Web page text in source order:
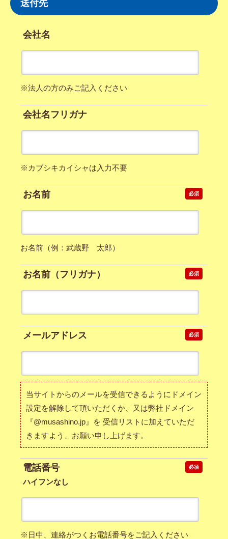
送付先
会社名
※法人の方のみご記入ください
会社名フリガナ
※カブシキカイシャは入力不要
必須
お名前
お名前（例：武蔵野 太郎）
必須
お名前（フリガナ）
必須
メールアドレス
当サイトからのメールを受信できるようにドメイン
設定を解除して頂いただくか、又は弊社ドメイン
『@musashino.jp』を 受信リストに加えていただ
きますよう、お願い申し上げます。
必須
電話番号
ハイフンなし
※日中、連絡がつくお電話番号をご記入ください